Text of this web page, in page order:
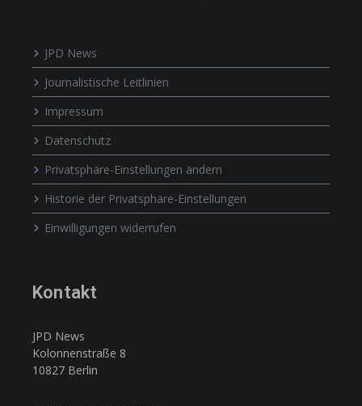
JPD News
Journalistische Leitlinien
Impressum
Datenschutz
Privatsphäre-Einstellungen ändern
Historie der Privatsphäre-Einstellungen
Einwilligungen widerrufen
Kontakt
JPD News
Kolonnenstraße 8
10827 Berlin